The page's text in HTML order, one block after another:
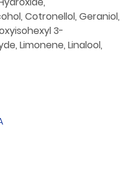
Cotronellol, Geraniol,
3-
Limonene, Linalool,